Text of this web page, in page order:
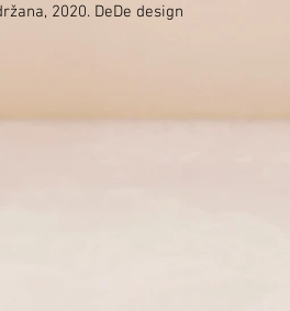
2020. DeDe design